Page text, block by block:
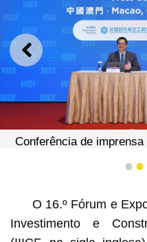
ANTERIOR
Conferência de
1 2
O 16.º Fórum e
Investimento e